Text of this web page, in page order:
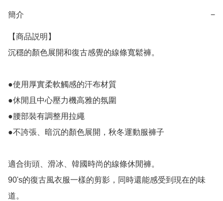
簡介 −
【商品説明】
沉穩的顏色展開和復古感覺的線條寬鬆褲。
●使用厚實柔軟觸感的汗布材質
●休閒且中心壓力機高雅的氛圍
●腰部裝有調整用拉繩
●不誇張、暗沉的顏色展開，秋冬運動服褲子
適合街頭、滑冰、韓國時尚的線條休閒褲。
90's的復古風衣服一樣的剪影，同時還能感受到現在的味
道。